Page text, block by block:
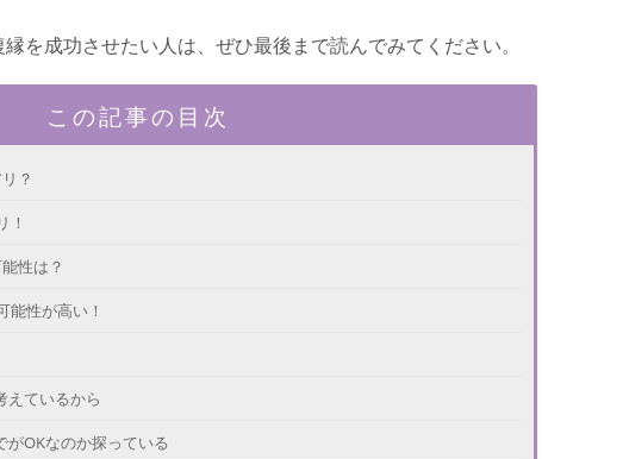
を成功させたい人は、ぜひ最後まで読んでみてください。
この記事の目次
？
！
性は？
能性が高い！
ているから
OKなのか探っている